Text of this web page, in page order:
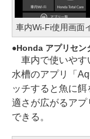
車内Wi-Fi使用画面
Honda アプリセン
車内で使いやす
水槽のアプリ「
ッチすると魚に
適さが広がるア
できる。